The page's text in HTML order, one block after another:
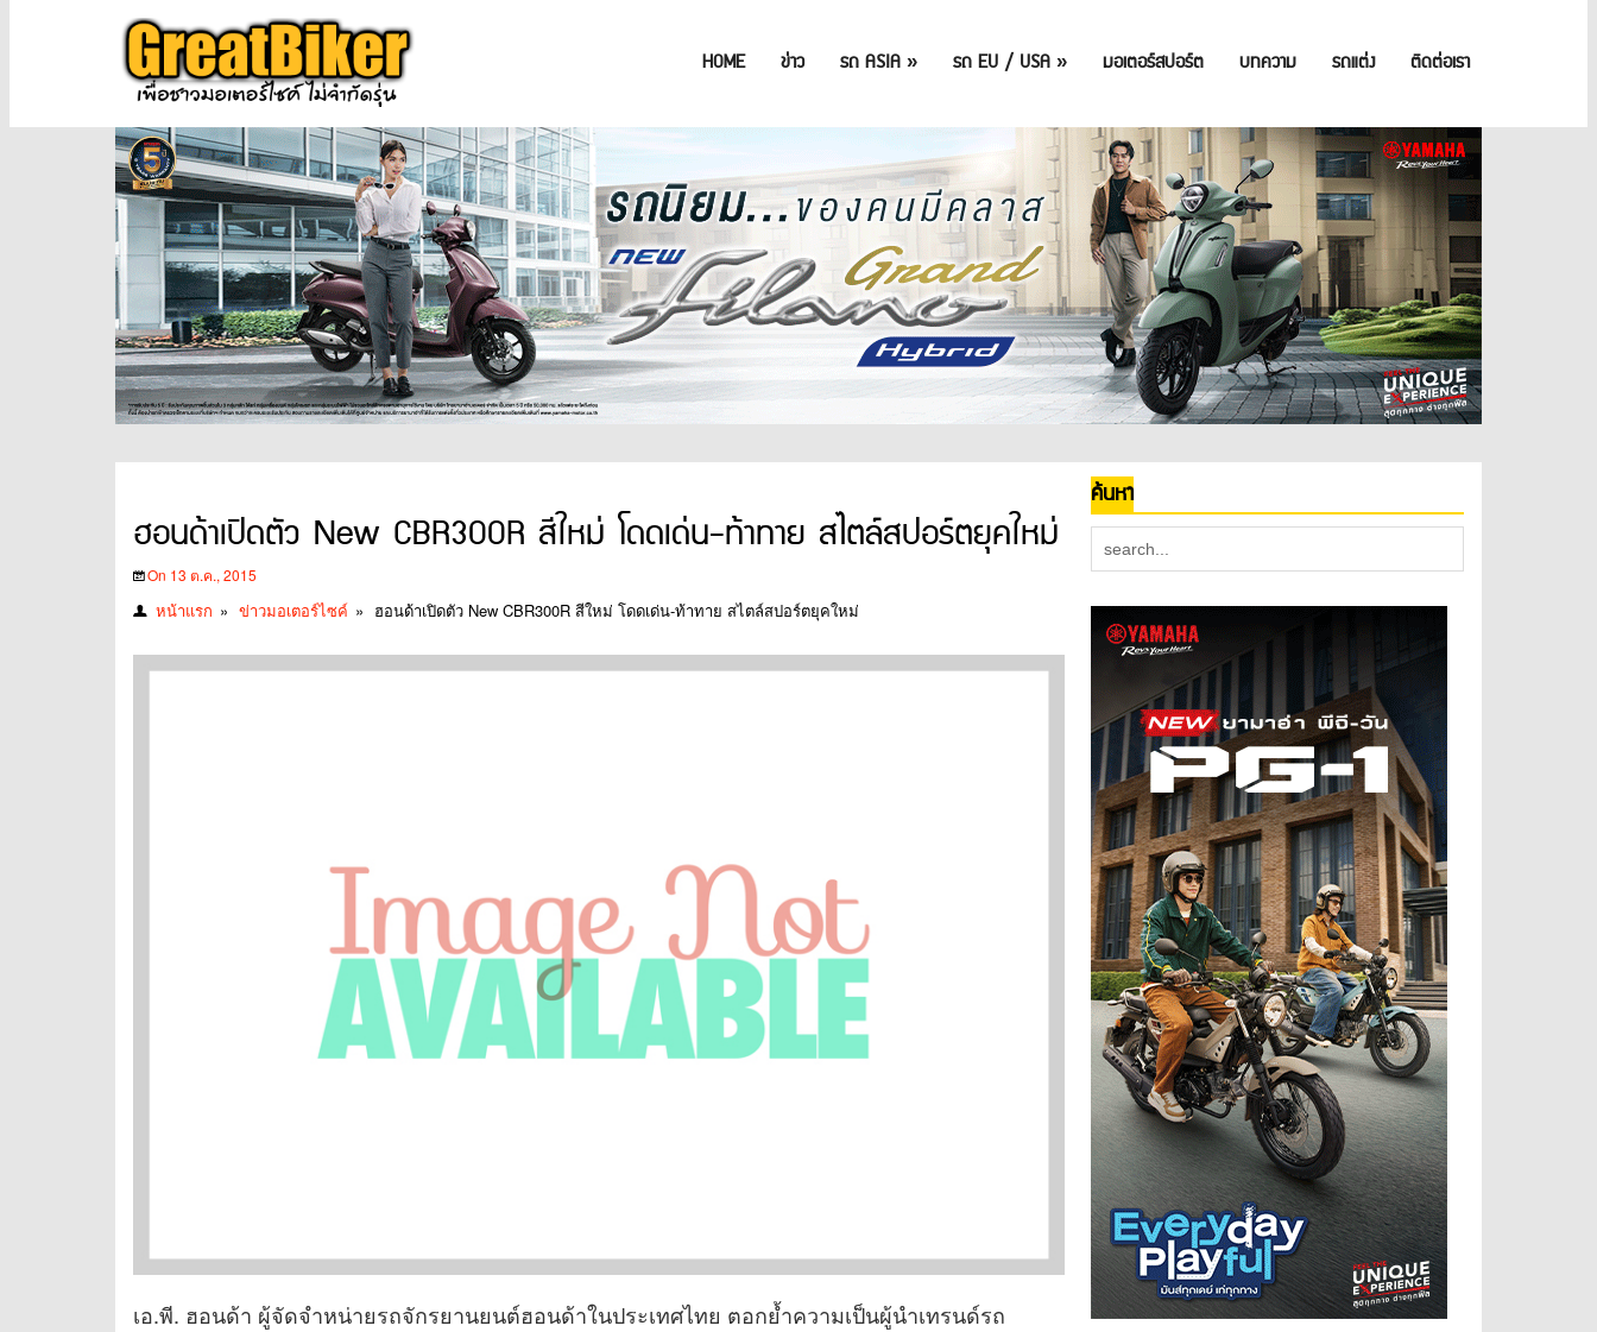
HOME ข่าว รถ ASIA » รถ EU / USA » มอเตอร์สปอร์ต บทความ รถแต่ง ติดต่อเรา
ฮอนด้าเปิดตัว New CBR300R สีใหม่ โดดเด่น-ท้าทาย สไตล์สปอร์ตยุคใหม่
On 13 ต.ค., 2015
หน้าแรก » ข่าวมอเตอร์ไซค์ » ฮอนด้าเปิดตัว New CBR300R สีใหม่ โดดเด่น-ท้าทาย สไตล์สปอร์ตยุคใหม่
เอ.พี. ฮอนด้า ผู้จัดจำหน่ายรถจักรยานยนต์ฮอนด้าในประเทศไทย ตอกย้ำความเป็นผู้นำเทรนด์รถ
ค้นหา